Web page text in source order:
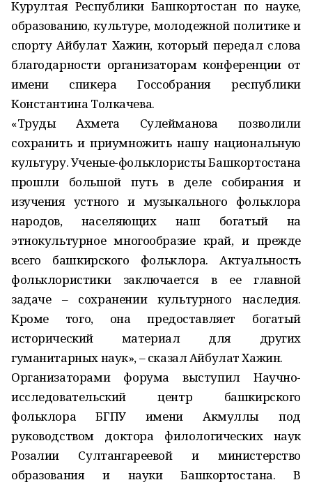
Курултая Республики Башкортостан по науке,
образованию, культуре, молодежной политике и
спорту Айбулат Хажин, который передал слова
благодарности организаторам конференции от
имени спикера Госсобрания республики
Константина Толкачева.
«Труды Ахмета Сулейманова позволили
сохранить и приумножить нашу национальную
культуру. Ученые-фольклористы Башкортостана
прошли большой путь в деле собирания и
изучения устного и музыкального фольклора
народов, населяющих наш богатый на
этнокультурное многообразие край, и прежде
всего башкирского фольклора. Актуальность
фольклористики заключается в ее главной
задаче – сохранении культурного наследия.
Кроме того, она предоставляет богатый
исторический материал для других
гуманитарных наук», – сказал Айбулат Хажин.
Организаторами форума выступил Научно-
исследовательский центр башкирского
фольклора БГПУ имени Акмуллы под
руководством доктора филологических наук
Розалии Султангареевой и министерство
образования и науки Башкортостана. В